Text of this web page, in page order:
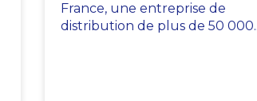
France, une entreprise de
distribution de plus de 50